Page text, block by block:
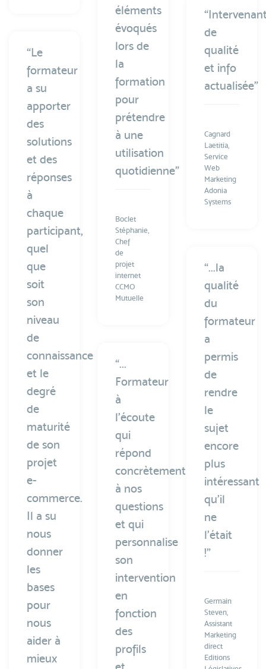
éléments
évoqués
lors de
la
formation
pour
prétendre
à une
utilisation
quotidienne”
Boclet
Stéphanie,
Chef
de
projet
internet
CCMO
Mutuelle
de
qualité
et info
actualisée”
Cagnard
Laetitia,
Service
Web
Marketing
Adonia
Systems
“Le
formateur
a su
apporter
des
solutions
et des
réponses
à
chaque
participant,
quel
que
soit
son
niveau
de
connaissance
et le
degré
de
maturité
de son
projet
e-
commerce.
Il a su
nous
donner
les
bases
pour
nous
aider à
mieux
“...la
qualité
du
formateur
a
permis
de
rendre
le
sujet
encore
plus
intéressant
qu'il
ne
l'était
!”
Germain
Steven,
Assistant
Marketing
direct
Editions
“...
Formateur
à
l'écoute
qui
répond
concrètement
à nos
questions
et qui
personnalise
son
intervention
en
fonction
des
profils